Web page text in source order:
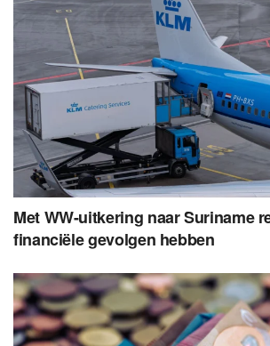
Met WW-uitkering naar Suriname
financiële gevolgen hebben